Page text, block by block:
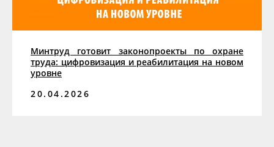
Минтруд готовит законопроекты по охране
труда: цифровизация и реабилитация на новом
уровне
20.04.2026